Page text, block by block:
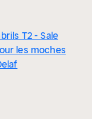
T2 - Sale
les moches